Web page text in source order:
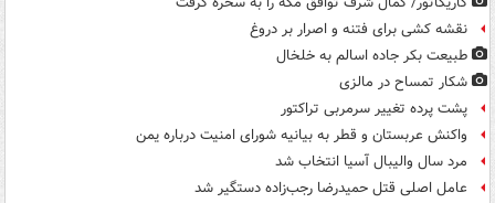
نقشه کشی برای فتنه و اصرار بر دروغ
طبیعت بکر جاده اسالم به خلخال
شکار تمساح در مالزی
پشت پرده تغییر سرمربی تراکتور
واکنش عربستان و قطر به بیانیه شورای امنیت درباره یمن
مرد سال والیبال آسیا انتخاب شد
عامل اصلی قتل حمیدرضا رجب‌زاده دستگیر شد